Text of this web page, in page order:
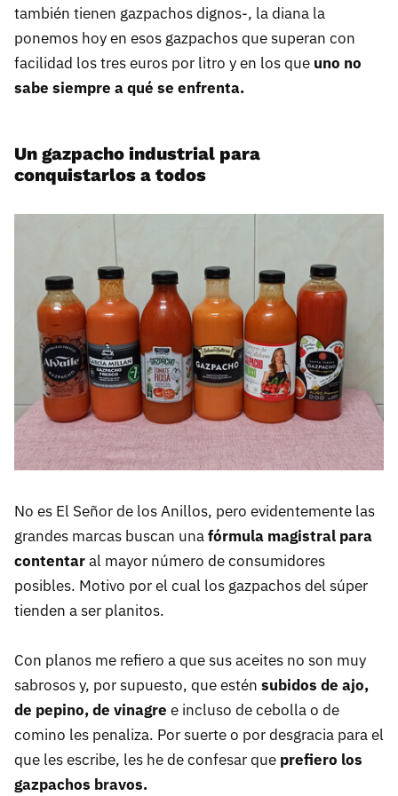
también tienen gazpachos dignos-, la diana la
ponemos hoy en esos gazpachos que superan con
facilidad los tres euros por litro y en los que uno no
sabe siempre a qué se enfrenta.
Un gazpacho industrial para
conquistarlos a todos
No es El Señor de los Anillos, pero evidentemente las
grandes marcas buscan unafórmula magistral para
contentaral mayor número de consumidores
posibles. Motivo por el cual los gazpachos del súper
tienden a ser planitos.
Con planos me refiero a que sus aceites no son muy
sabrosos y, por supuesto, que estén subidos de ajo,
de pepino, de vinagre e incluso de cebolla o de
comino les penaliza. Por suerte o por desgracia para el
que les escribe, les he de confesar que prefiero los
gazpachos bravos.